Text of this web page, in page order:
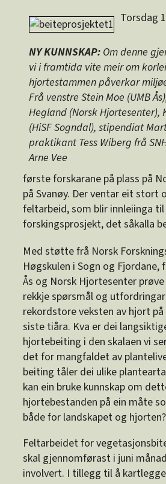
NY KUNNSKAP: Om denne
vi i framtida vite meir om
hjortestammen påverkar
Frå venstre Stein Moe (UMB
Hegland (Norsk Hjortesenter),
(HiSF Sogndal), stipendiat
praktikant Tess Wiberg frå
Arne Vee
Torsdag
første forskarane på plass på
på Svanøy. Der ventar eit stort
feltarbeid, som blir innleiinga
forskingsprosjekt, det såkalla
Med støtte frå Norsk
Høgskulen i Sogn og Fjordane,
Ås og Norsk Hjortesenter
rekkje spørsmål og
rekordstore veksten av hjort
siste tiåra. Kva er dei
hjortebeiting i den skalaen vi
det for mangfaldet av
beiting tåler dei ulike
kan ein bruke kunnskap om
hjortebestanden på ein måte
både for landskapet og hjorten?
Feltarbeidet for
skal gjennomførast i juni
involvert. I tillegg til å